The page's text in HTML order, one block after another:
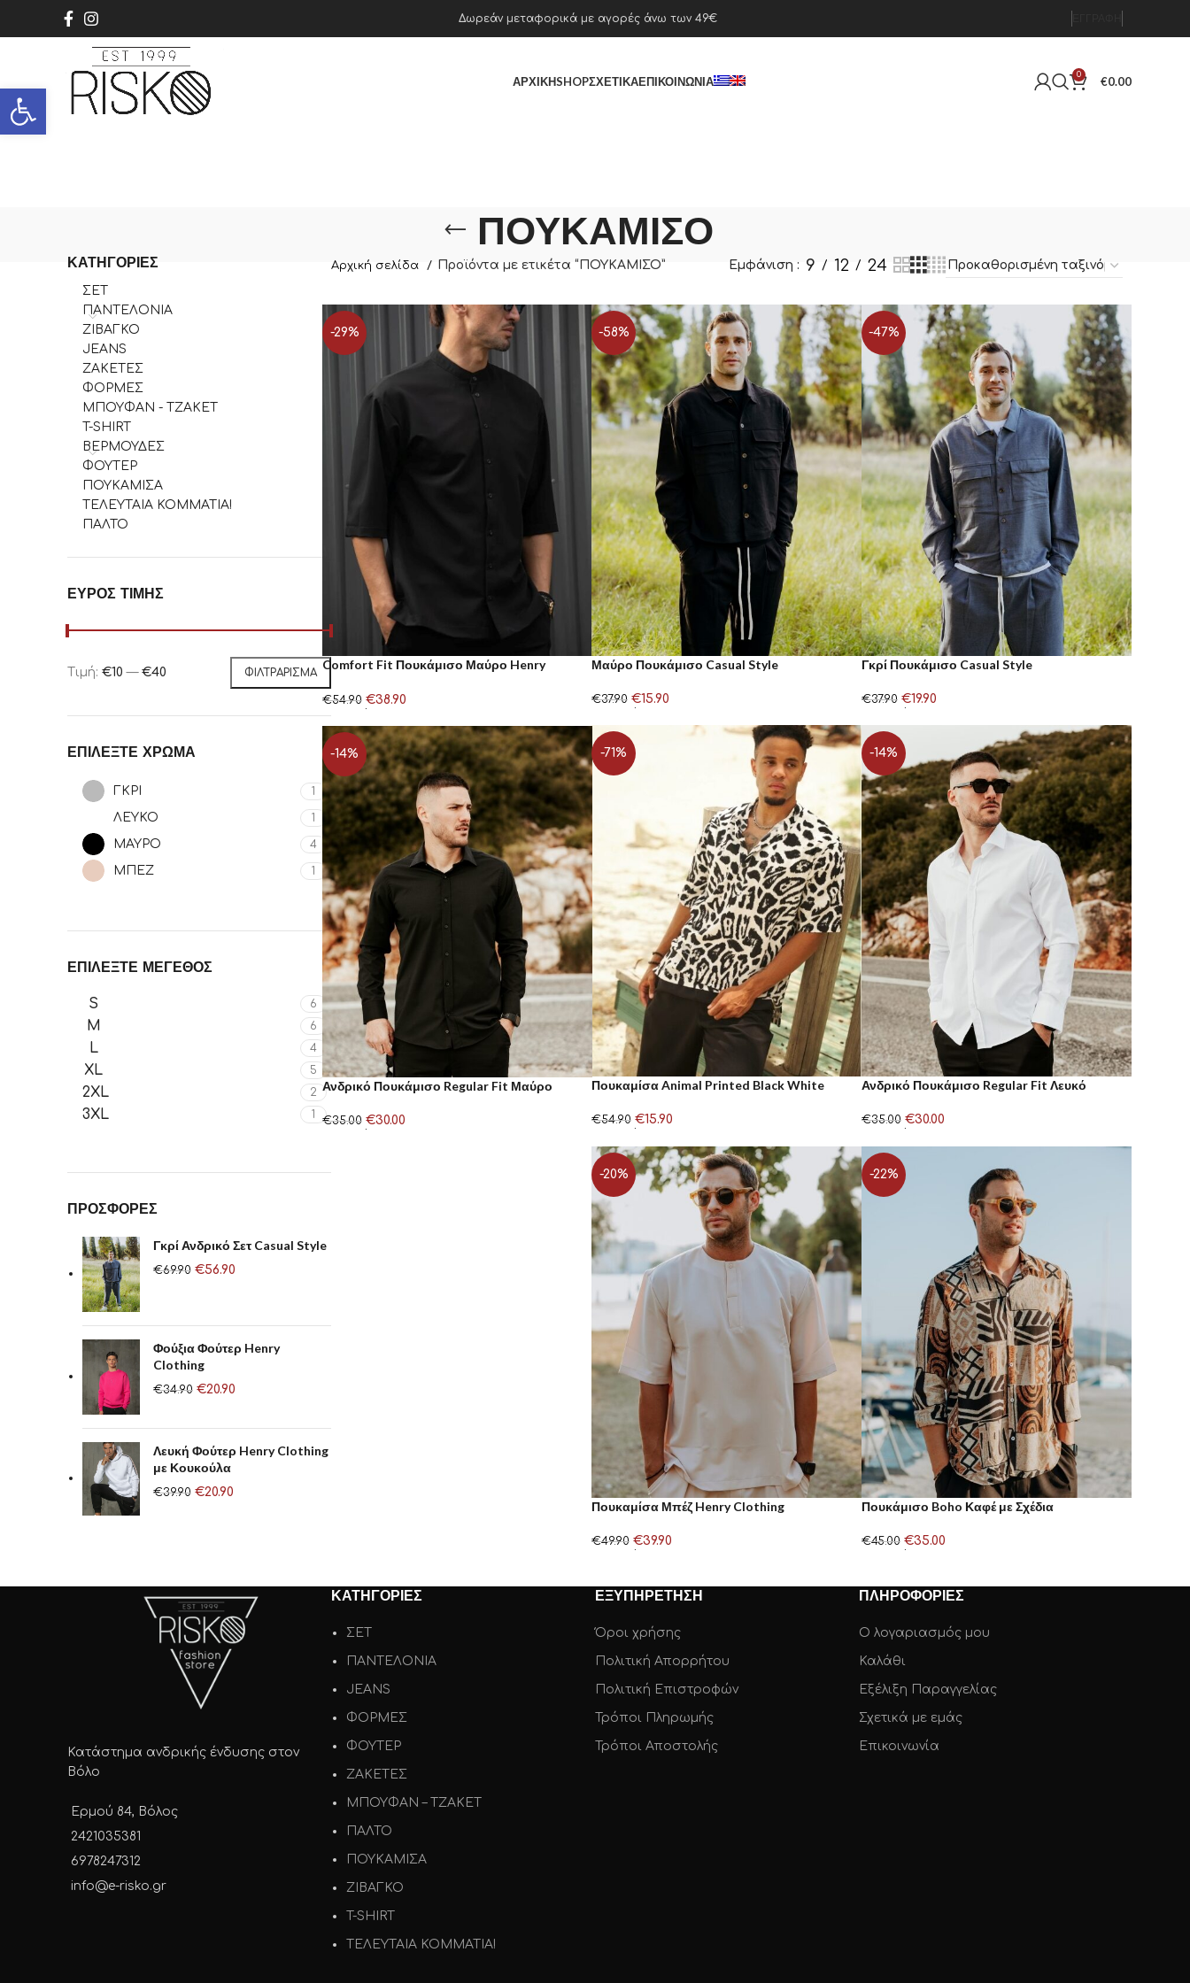
Ανοίξτε τη γραμμή εργαλείων
Δωρεάν μεταφορικά με αγορές άνω των 49€
ΑΡΧΙΚΉSHOPΣΧΕΤΙΚΆΕΠΙΚΟΙΝΩΝΊΑ 0 €0.00
ΠΟΥΚΑΜΙΣΟ
ΚΑΤΗΓΟΡΊΕΣ
ΣΕΤ
ΠΑΝΤΕΛΟΝΙΑ
ΖΙΒΑΓΚΟ
JEANS
ΖΑΚΕΤΕΣ
ΦΟΡΜΕΣ
ΜΠΟΥΦΑΝ - ΤΖΑΚΕΤ
T-SHIRT
ΒΕΡΜΟΥΔΕΣ
ΦΟΥΤΕΡ
ΠΟΥΚΑΜΙΣΑ
ΤΕΛΕΥΤΑΙΑ ΚΟΜΜΑΤΙΑ!
ΠΑΛΤΟ
ΕΎΡΟΣ ΤΙΜΉΣ
ΦΙΛΤΡΆΡΙΣΜΑ
Τιμή: €10 — €40
ΕΠΙΛΈΞΤΕ ΧΡΏΜΑ
ΓΚΡΙ 1
ΛΕΥΚΟ 1
ΜΑΥΡΟ 4
ΜΠΕΖ 1
ΕΠΙΛΕΞΤΕ ΜΕΓΕΘΟΣ
S 6
M 6
L 4
XL 5
2XL 2
3XL 1
ΠΡΟΣΦΟΡΈΣ
Γκρί Ανδρικό Σετ Casual Style
€69.90 €56.90
Φούξια Φούτερ Henry
Clothing
€34.90 €20.90
Λευκή Φούτερ Henry Clothing
με Κουκούλα
€39.90 €20.90
Αρχική σελίδα Προϊόντα με ετικέτα “ΠΟΥΚΑΜΙΣΟ” Εμφάνιση 9 12 24
-29%
Comfort Fit Πουκάμισο Μαύρο Henry
€54.90 €38.90
Επιλογή
-58%
Μαύρο Πουκάμισο Casual Style
€37.90 €15.90
-47%
Γκρί Πουκάμισο Casual Style
€37.90 €19.90
-71%
Πουκαμίσα Animal Printed Black White
€54.90 €15.90
-14%
Ανδρικό Πουκάμισο Regular Fit Λευκό
€35.00 €30.00
-14%
Ανδρικό Πουκάμισο Regular Fit Μαύρο
€35.00 €30.00
-20%
Πουκαμίσα Μπέζ Henry Clothing
€49.90 €39.90
-22%
Πουκάμισο Boho Καφέ με Σχέδια
€45.00 €35.00
Κατάστημα ανδρικής ένδυσης στον
Βόλο
Ερμού 84, Βόλος
2421035381
6978247312
info@e-risko.gr
ΚΑΤΗΓΟΡΙΕΣ
ΣΕΤ
ΠΑΝΤΕΛΟΝΙΑ
JEANS
ΦΟΡΜΕΣ
ΦΟΥΤΕΡ
ΖΑΚΕΤΕΣ
ΜΠΟΥΦΑΝ – ΤΖΑΚΕΤ
ΠΑΛΤΟ
ΠΟΥΚΑΜΙΣΑ
ΖΙΒΑΓΚΟ
T-SHIRT
ΤΕΛΕΥΤΑΙΑ ΚΟΜΜΑΤΙΑ!
ΕΞΥΠΗΡΕΤΗΣΗ
Όροι χρήσης
Πολιτική Απορρήτου
Πολιτική Επιστροφών
Τρόποι Πληρωμής
Τρόποι Αποστολής
ΠΛΗΡΟΦΟΡΙΕΣ
Ο λογαριασμός μου
Καλάθι
Εξέλιξη Παραγγελίας
Σχετικά με εμάς
Επικοινωνία